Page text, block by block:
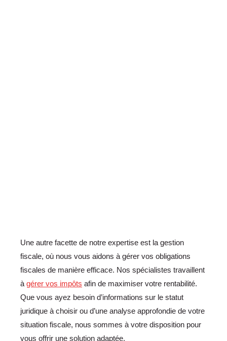
Une autre facette de notre expertise est la gestion
fiscale, où nous vous aidons à gérer vos obligations
fiscales de manière efficace. Nos spécialistes travaillent
à gérer vos impôts afin de maximiser votre rentabilité.
Que vous ayez besoin d’informations sur le statut
juridique à choisir ou d’une analyse approfondie de votre
situation fiscale, nous sommes à votre disposition pour
vous offrir une solution adaptée.